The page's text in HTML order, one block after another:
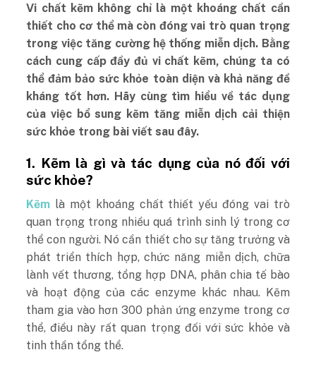
Vi chất kẽm không chỉ là một khoáng chất cần
thiết cho cơ thể mà còn đóng vai trò quan trọng
trong việc tăng cường hệ thống miễn dịch. Bằng
cách cung cấp đầy đủ vi chất kẽm, chúng ta có
thể đảm bảo sức khỏe toàn diện và khả năng đề
kháng tốt hơn. Hãy cùng tìm hiểu về tác dụng
của việc bổ sung kẽm tăng miễn dịch cải thiện
sức khỏe trong bài viết sau đây.
1. Kẽm là gì và tác dụng của nó đối với
sức khỏe?
Kẽm là một khoáng chất thiết yếu đóng vai trò
quan trọng trong nhiều quá trình sinh lý trong cơ
thể con người. Nó cần thiết cho sự tăng trưởng và
phát triển thích hợp, chức năng miễn dịch, chữa
lành vết thương, tổng hợp DNA, phân chia tế bào
và hoạt động của các enzyme khác nhau. Kẽm
tham gia vào hơn 300 phản ứng enzyme trong cơ
thể, điều này rất quan trọng đối với sức khỏe và
tinh thần tổng thể.